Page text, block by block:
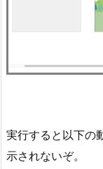
実行すると以下の
示されないぞ。